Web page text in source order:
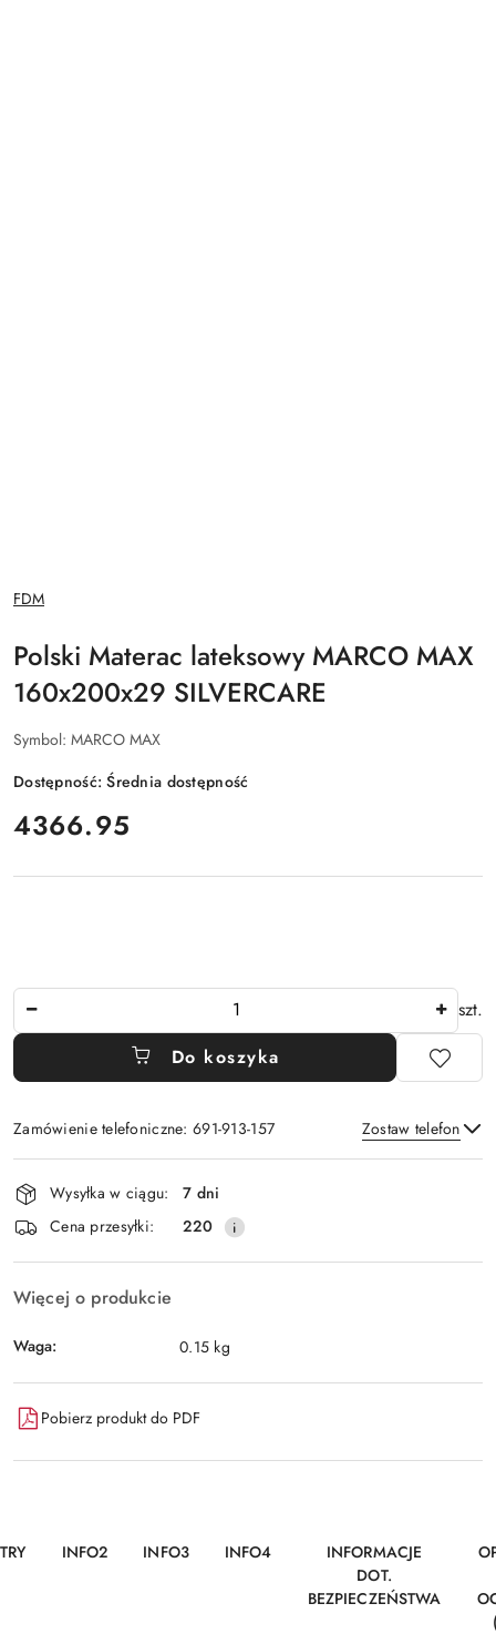
NAZWA
PRODUCENTA:
FDM
Polski Materac lateksowy MARCO MAX
160x200x29 SILVERCARE
Symbol: MARCO MAX
Dostępność:Średnia dostępność
cena:
4366.95
szt.
Do koszyka
Zamówienie telefoniczne: 691-913-157 Zostaw telefon
Wyślij
Dostępność
i
dostawa
Wysyłka w ciągu:
7 dni
Cena przesyłki:
220
Więcej o produkcie
Waga: 0.15 kg
Pobierz produkt do PDF
INFO2 INFO3 INFO4
INFORMACJE
DOT.
BEZPIECZEŃSTWA